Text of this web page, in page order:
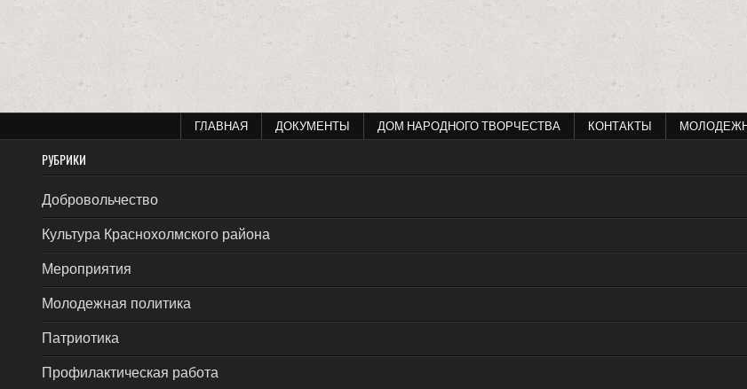
ГЛАВНАЯ ДОКУМЕНТЫ ДОМ НАРОДНОГО ТВОРЧЕСТВА КОНТАКТЫ
РУБРИКИ
Добровольчество
Культура Краснохолмского района
Мероприятия
Молодежная политика
Патриотика
Профилактическая работа